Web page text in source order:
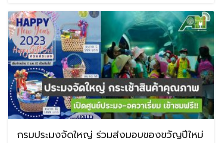
กรมประมงจัดใหญ่ ร่วมส่งมอบของขวัญปีใหม่